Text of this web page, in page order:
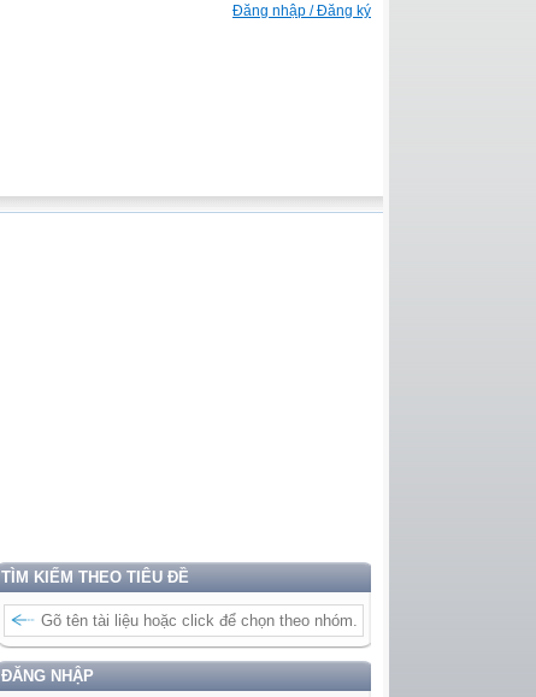
Đăng nhập / Đăng ký
TÌM KIẾM THEO TIÊU ĐỀ
ĐĂNG NHẬP